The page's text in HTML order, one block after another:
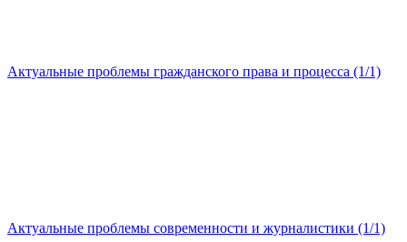
Актуальные проблемы гражданского права и процесса (1/1)
Актуальные проблемы современности и журналистики (1/1)